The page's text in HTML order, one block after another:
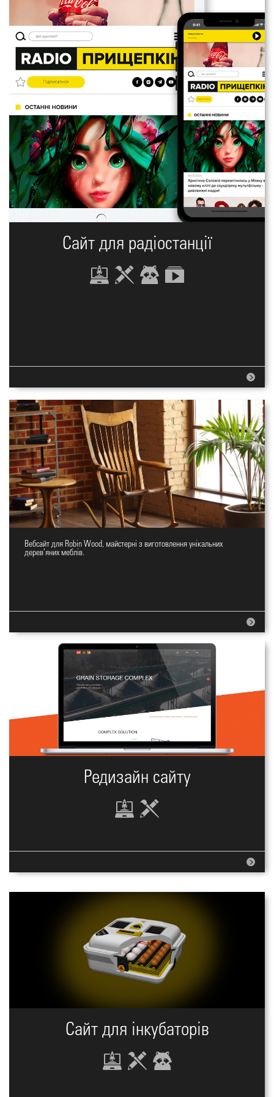
Сайт для радіостанції
Сайт майстерні дерев'яних
Вебсайт для Robin Wood, майстерні з виготовлення унікальних
дерев’яних меблів.
Редизайн сайту
Сайт для інкубаторів